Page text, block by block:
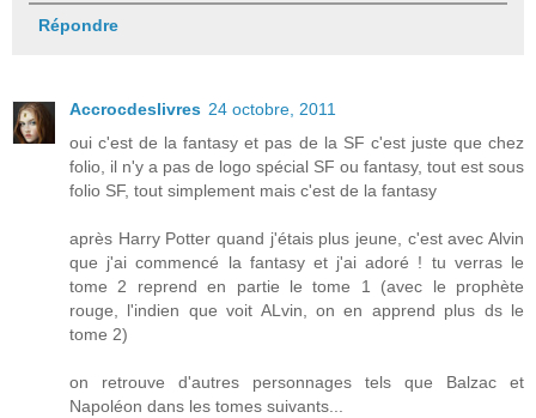
Répondre
Accrocdeslivres 24 octobre, 2011
oui c'est de la fantasy et pas de la SF c'est juste que chez
folio, il n'y a pas de logo spécial SF ou fantasy, tout est sous
folio SF, tout simplement mais c'est de la fantasy
après Harry Potter quand j'étais plus jeune, c'est avec Alvin
que j'ai commencé la fantasy et j'ai adoré ! tu verras le
tome 2 reprend en partie le tome 1 (avec le prophète
rouge, l'indien que voit ALvin, on en apprend plus ds le
tome 2)
on retrouve d'autres personnages tels que Balzac et
Napoléon dans les tomes suivants...